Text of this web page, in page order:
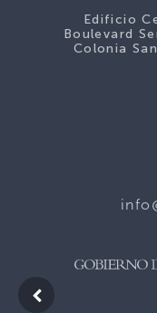
Edificio
Boulevard
Colonia